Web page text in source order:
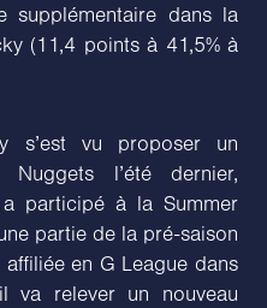
supplémentaire dans la
(11,4 points à 41,5% à
s’est vu proposer un
l’été dernier,
participé à la Summer
partie de la pré-saison
en G League dans
va relever un nouveau